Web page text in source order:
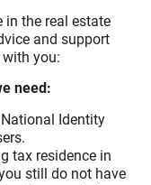
in the real estate
and support
with you:
need:
Identity
tax residence in
still do not have